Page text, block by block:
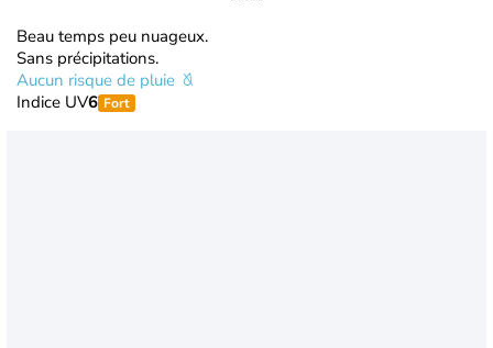
Beau temps peu nuageux.
Sans précipitations.
Aucun risque de pluie
Indice UV6 Fort